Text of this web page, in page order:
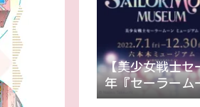
【美少女戦士セ
年『セーラーム
グッズ一覧•カ